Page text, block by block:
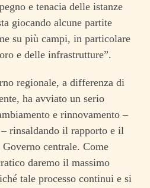
e tenacia delle istanze
giocando alcune partite
su più campi, in particolare
e delle infrastrutture”.
regionale, a differenza di
ha avviato un serio
e rinnovamento –
rinsaldando il rapporto e il
centrale. Come
daremo il massimo
tale processo continui e si